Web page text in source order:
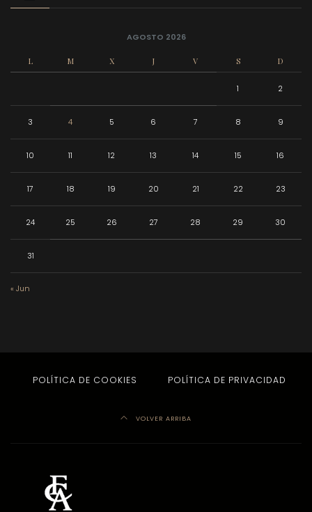
AGOSTO 2026
L M X J V S D
1 2
3 4 5 6 7 8 9
10 11 12 13 14 15 16
17 18 19 20 21 22 23
24 25 26 27 28 29 30
31
« Jun
POLÍTICA DE COOKIES POLÍTICA DE PRIVACIDAD
VOLVER ARRIBA